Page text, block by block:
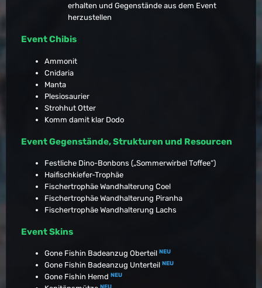
erhalten und Gegenstände aus dem Event
herzustellen
Event Chibis
Ammonit
Cnidaria
Manta
Plesiosaurier
Strohhut Otter
Komm damit klar Dodo
Event Gegenstände, Strukturen und Resourcen
Festliche Dino-Bonbons („Sommerwirbel Toffee“)
Haifischkiefer-Trophäe
Fischertrophäe Wandhalterung Coel
Fischertrophäe Wandhalterung Piranha
Fischertrophäe Wandhalterung Lachs
Event Skins
Gone Fishin Badeanzug Oberteil NEU
Gone Fishin Badeanzug Unterteil NEU
Gone Fishin Hemd NEU
NEU